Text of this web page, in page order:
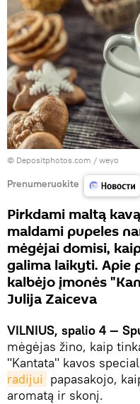
© Depositphotos.com / weyo
Prenumeruokite
Pirkdami maltą
maldami pupeles
mėgėjai domisi,
galima laikyti. Apie
kalbėjo įmonės
Julija Zaiceva
VILNIUS, spalio 4 —
mėgėjas žino, kaip
"Kantata" kavos
radijui papasakojo,
aromatą ir skonį.